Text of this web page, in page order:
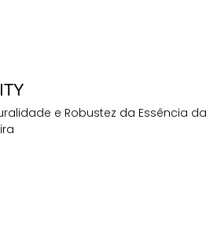
e Robustez da Essência da